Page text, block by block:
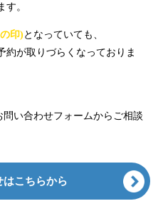
。
印)となっていても、
約が取りづらくなっておりま
問い合わせフォームからご相談
はこちらから